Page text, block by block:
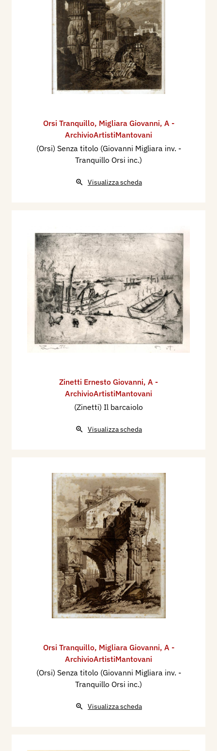
Orsi Tranquillo, Migliara Giovanni, A -
ArchivioArtistiMantovani
(Orsi) Senza titolo (Giovanni Migliara inv. -
Tranquillo Orsi inc.)
Visualizza scheda
Zinetti Ernesto Giovanni, A -
ArchivioArtistiMantovani
(Zinetti) Il barcaiolo
Visualizza scheda
Orsi Tranquillo, Migliara Giovanni, A -
ArchivioArtistiMantovani
(Orsi) Senza titolo (Giovanni Migliara inv. -
Tranquillo Orsi inc.)
Visualizza scheda